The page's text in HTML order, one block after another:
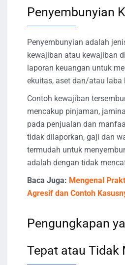
Penyembunyian
Penyembunyian adalah
kewajiban atau kewajiban
laporan keuangan untuk
ekuitas, aset dan/atau laba
Contoh kewajiban
mencakup pinjaman,
pada penjualan dan
tidak dilaporkan, gaji dan
termudah untuk
adalah dengan tidak
Baca Juga: Mengenal
Agresif dan Contoh
Pengungkapan
Tepat atau Tidak